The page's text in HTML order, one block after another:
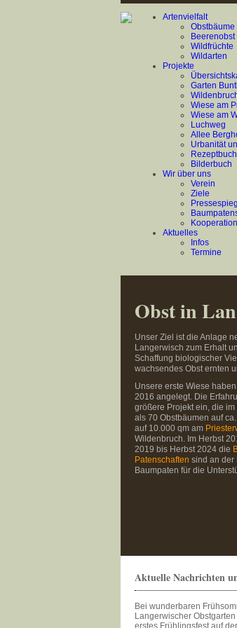
Artenvielfalt
Obstbäume
Beerenobst
Wildfrüchte
Wildarten
Projekte
Garten
Wiese am
Wiese am
Luchweg
Allee
Urbanität
Rezeptbuch
Bilderbuch
Wir über uns
Verein
Ziele
Aktuelles
Infos
Termine
Obst in
Unser Ziel ist die Anlage
Langerwisch zum Erhalt
Schaffung biologischer
wachsendes Obst ernten
Unsere erste Wiese
2016 angelegt. Die
größere Projekt ein, die
als 70 Obstbäumen auf
auf 10.000 qm am
Wildenbruch. Im Herbst
2019 bis Herbst 2024 die
Patenschaften sind an der
Baumpaten für die
Aktuelle Nachrichten
Bei wunderbaren
Langerwischer
erstes Frühlingsfest auf